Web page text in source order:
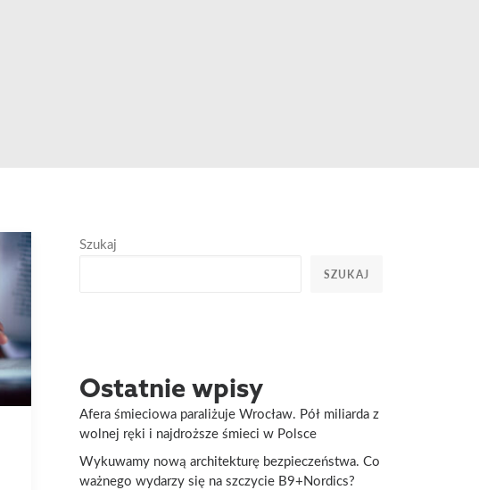
Szukaj
SZUKAJ
Ostatnie wpisy
Afera śmieciowa paraliżuje Wrocław. Pół miliarda z
wolnej ręki i najdroższe śmieci w Polsce
Wykuwamy nową architekturę bezpieczeństwa. Co
ważnego wydarzy się na szczycie B9+Nordics?